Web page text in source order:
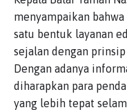
menyampaikan
satu bentuk layanan
sejalan dengan
Dengan adanya
diharapkan para
yang lebih tepat